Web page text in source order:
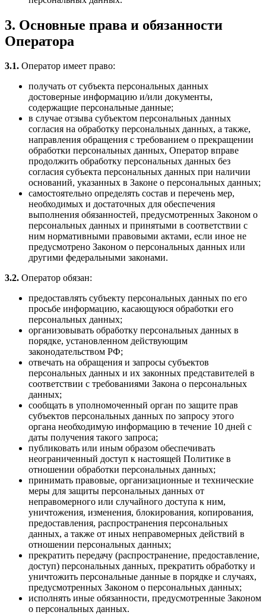
3. Основные права и обязанности
Оператора
3.1. Оператор имеет право:
получать от субъекта персональных данных
достоверные информацию и/или документы,
содержащие персональные данные;
в случае отзыва субъектом персональных данных
согласия на обработку персональных данных, а также,
направления обращения с требованием о прекращении
обработки персональных данных, Оператор вправе
продолжить обработку персональных данных без
согласия субъекта персональных данных при наличии
оснований, указанных в Законе о персональных данных;
самостоятельно определять состав и перечень мер,
необходимых и достаточных для обеспечения
выполнения обязанностей, предусмотренных Законом о
персональных данных и принятыми в соответствии с
ним нормативными правовыми актами, если иное не
предусмотрено Законом о персональных данных или
другими федеральными законами.
3.2. Оператор обязан:
предоставлять субъекту персональных данных по его
просьбе информацию, касающуюся обработки его
персональных данных;
организовывать обработку персональных данных в
порядке, установленном действующим
законодательством РФ;
отвечать на обращения и запросы субъектов
персональных данных и их законных представителей в
соответствии с требованиями Закона о персональных
данных;
сообщать в уполномоченный орган по защите прав
субъектов персональных данных по запросу этого
органа необходимую информацию в течение 10 дней с
даты получения такого запроса;
публиковать или иным образом обеспечивать
неограниченный доступ к настоящей Политике в
отношении обработки персональных данных;
принимать правовые, организационные и технические
меры для защиты персональных данных от
неправомерного или случайного доступа к ним,
уничтожения, изменения, блокирования, копирования,
предоставления, распространения персональных
данных, а также от иных неправомерных действий в
отношении персональных данных;
прекратить передачу (распространение, предоставление,
доступ) персональных данных, прекратить обработку и
уничтожить персональные данные в порядке и случаях,
предусмотренных Законом о персональных данных;
исполнять иные обязанности, предусмотренные Законом
о персональных данных.